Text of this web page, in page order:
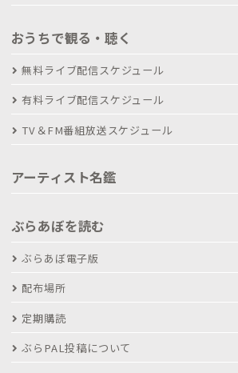
おうちで観る・聴く
無料ライブ配信スケジュール
有料ライブ配信スケジュール
TV＆FM番組放送スケジュール
アーティスト名鑑
ぶらあぼを読む
ぶらあぼ電子版
配布場所
定期購読
ぶらPAL投稿について